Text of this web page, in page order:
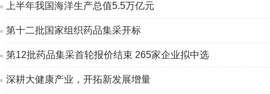
上半年我国海洋生产总值5.5万亿元
第十二批国家组织药品集采开标
第12批药品集采首轮报价结束 265家企业拟中选
深耕大健康产业，开拓新发展增量